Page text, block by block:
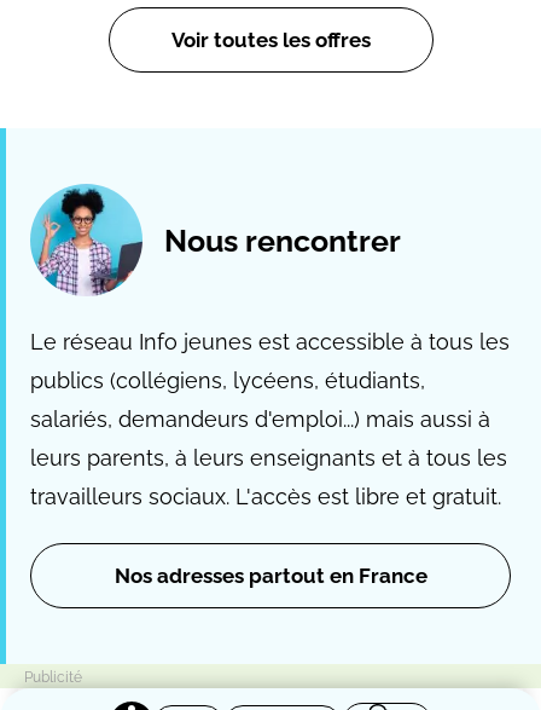
Voir toutes les offres
Nous rencontrer
Le réseau Info jeunes est accessible à tous les
publics (collégiens, lycéens, étudiants,
salariés, demandeurs d'emploi...) mais aussi à
leurs parents, à leurs enseignants et à tous les
travailleurs sociaux. L'accès est libre et gratuit.
Nos adresses partout en France